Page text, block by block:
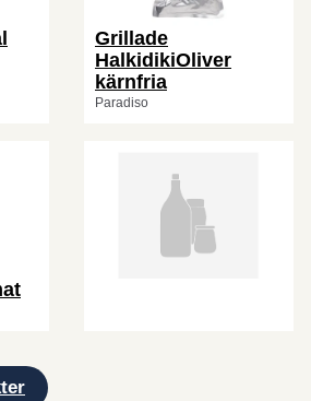
Grillade
HalkidikiOliver
kärnfria
Paradiso